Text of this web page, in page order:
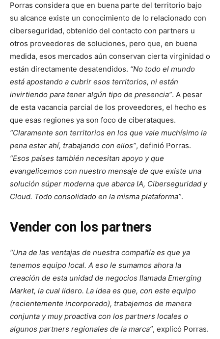
Porras considera que en buena parte del territorio bajo
su alcance existe un conocimiento de lo relacionado con
ciberseguridad, obtenido del contacto con partners u
otros proveedores de soluciones, pero que, en buena
medida, esos mercados aún conservan cierta virginidad o
están directamente desatendidos. “No todo el mundo
está apostando a cubrir esos territorios, ni están
invirtiendo para tener algún tipo de presencia”. A pesar
de esta vacancia parcial de los proveedores, el hecho es
que esas regiones ya son foco de ciberataques.
“Claramente son territorios en los que vale muchísimo la
pena estar ahí, trabajando con ellos”, definió Porras.
“Esos países también necesitan apoyo y que
evangelicemos con nuestro mensaje de que existe una
solución súper moderna que abarca IA, Ciberseguridad y
Cloud. Todo consolidado en la misma plataforma”.
Vender con los partners
“Una de las ventajas de nuestra compañía es que ya
tenemos equipo local. A eso le sumamos ahora la
creación de esta unidad de negocios llamada Emerging
Market, la cual lidero. La idea es que, con este equipo
(recientemente incorporado), trabajemos de manera
conjunta y muy proactiva con los partners locales o
algunos partners regionales de la marca”, explicó Porras.